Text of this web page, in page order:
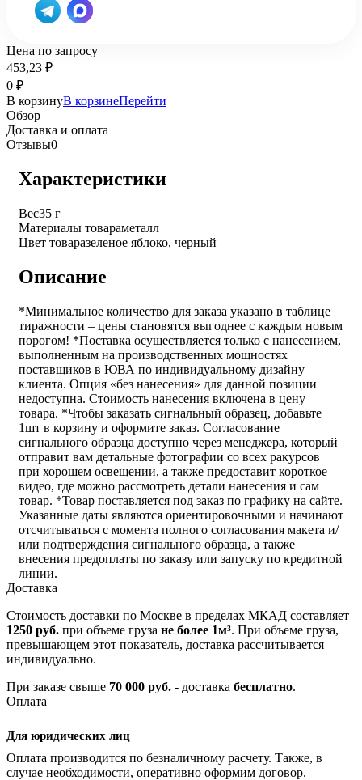
Цена по запросу
453,23 ₽
0 ₽
В корзинуВ корзинеПерейти
Обзор
Доставка и оплата
Отзывы0
Характеристики
Вес35 г
Материалы товараметалл
Цвет товаразеленое яблоко, черный
Описание
*Минимальное количество для заказа указано в таблице
тиражности – цены становятся выгоднее с каждым новым
порогом! *Поставка осуществляется только с нанесением,
выполненным на производственных мощностях
поставщиков в ЮВА по индивидуальному дизайну
клиента. Опция «без нанесения» для данной позиции
недоступна. Стоимость нанесения включена в цену
товара. *Чтобы заказать сигнальный образец, добавьте
1шт в корзину и оформите заказ. Согласование
сигнального образца доступно через менеджера, который
отправит вам детальные фотографии со всех ракурсов
при хорошем освещении, а также предоставит короткое
видео, где можно рассмотреть детали нанесения и сам
товар. *Товар поставляется под заказ по графику на сайте.
Указанные даты являются ориентировочными и начинают
отсчитываться с момента полного согласования макета и/
или подтверждения сигнального образца, а также
внесения предоплаты по заказу или запуску по кредитной
линии.
Доставка
Стоимость доставки по Москве в пределах МКАД составляет
1250 руб. при объеме груза не более 1м³. При объеме груза,
превышающем этот показатель, доставка рассчитывается
индивидуально.
При заказе свыше 70 000 руб. - доставка бесплатно.
Оплата
Для юридических лиц
Оплата производится по безналичному расчету. Также, в
случае необходимости, оперативно оформим договор.